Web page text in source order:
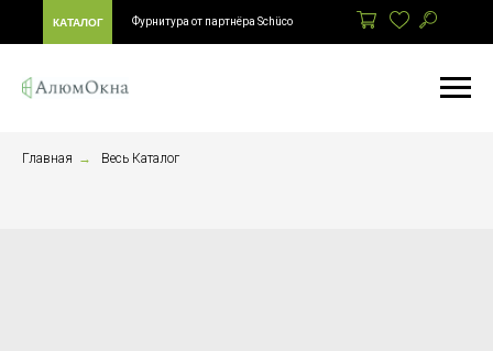
КАТАЛОГ Фурнитура от партнёра Schüco
Главная → Весь Каталог